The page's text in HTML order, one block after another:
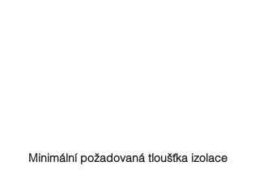
Minimální požadovaná tloušťka izolace